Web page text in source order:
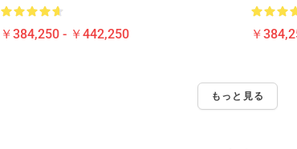
￥384,250 - ￥442,250 ￥
もっと見る